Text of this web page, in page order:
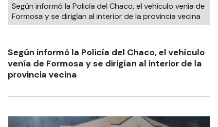
Según informó la Policía del Chaco, el vehículo venía de
Formosa y se dirigían al interior de la provincia vecina
Según informó la Policía del Chaco, el vehículo
venía de Formosa y se dirigían al interior de la
provincia vecina